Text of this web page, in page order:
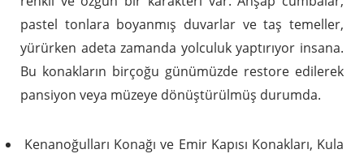
pastel tonlara boyanmış duvarlar ve taş temeller,
yürürken adeta zamanda yolculuk yaptırıyor insana.
Bu konakların birçoğu günümüzde restore edilerek
pansiyon veya müzeye dönüştürülmüş durumda.
Kenanoğulları Konağı ve Emir Kapısı Konakları, Kula